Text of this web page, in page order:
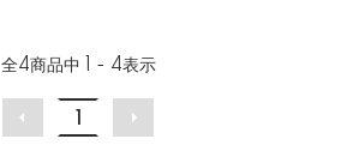
全4商品中 1 - 4表示